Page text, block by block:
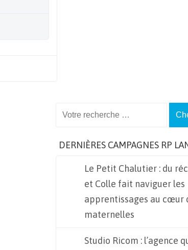
DERNIÈRES CAMPAGNES RP
Le Petit Chalutier : du
et Colle fait naviguer les
apprentissages au cœur
maternelles
Studio Ricom : l’agence